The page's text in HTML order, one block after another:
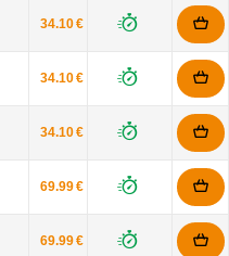
34.10 €
34.10 €
34.10 €
69.99 €
69.99 €